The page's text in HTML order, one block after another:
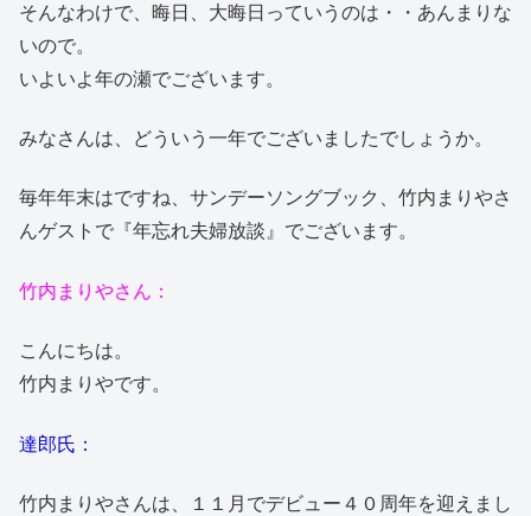
そんなわけで、晦日、大晦日っていうのは・・あんまりな
いので。
いよいよ年の瀬でございます。
みなさんは、どういう一年でございましたでしょうか。
毎年年末はですね、サンデーソングブック、竹内まりやさ
んゲストで『年忘れ夫婦放談』でございます。
竹内まりやさん：
こんにちは。
竹内まりやです。
達郎氏：
竹内まりやさんは、１１月でデビュー４０周年を迎えまし